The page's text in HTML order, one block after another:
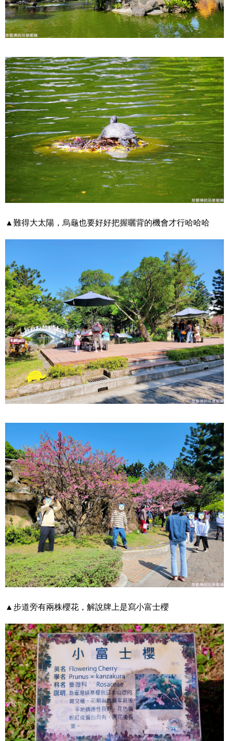
▲難得大太陽，烏龜也要好好把握曬背的機會才行哈哈哈
▲步道旁有兩株櫻花，解說牌上是寫小富士櫻